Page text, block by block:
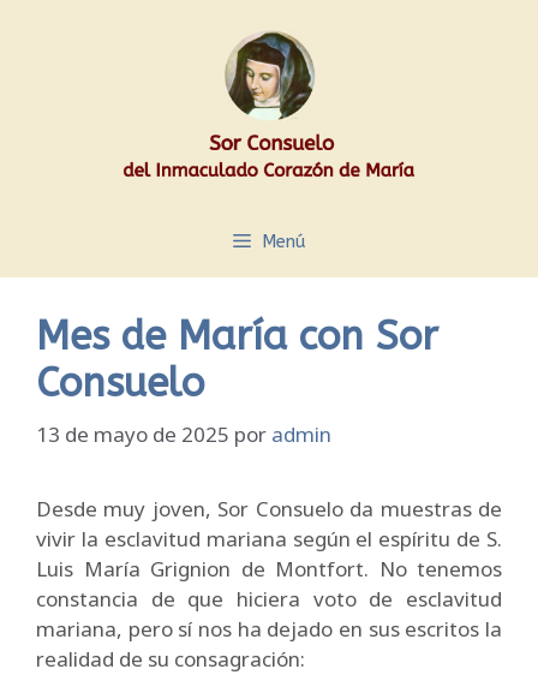
Menú
Mes de María con Sor
Consuelo
13 de mayo de 2025 por admin
Desde muy joven, Sor Consuelo da muestras de
vivir la esclavitud mariana según el espíritu de S.
Luis María Grignion de Montfort. No tenemos
constancia de que hiciera voto de esclavitud
mariana, pero sí nos ha dejado en sus escritos la
realidad de su consagración: